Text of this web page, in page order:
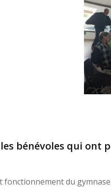
bénévoles qui ont
fonctionnement du